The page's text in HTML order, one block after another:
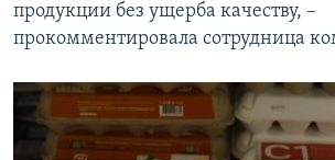
продукции без ущерба качеству, –
прокомментировала сотрудница